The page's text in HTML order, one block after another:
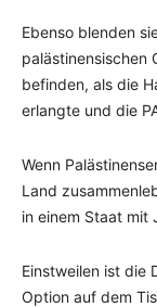
Ebenso blenden
palästinensischen
befinden, als die
erlangte und die
Wenn
Land
in einem Staat mit
Einstweilen ist die
Option auf dem